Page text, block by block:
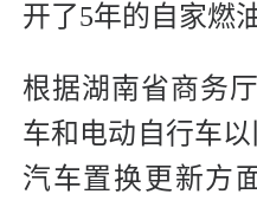
开了5年的自家燃
根据湖南省商务
车和电动自行车
汽车置换更新方